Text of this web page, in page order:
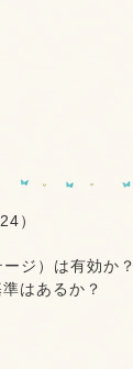
）
ジ）は有効か？
はあるか？